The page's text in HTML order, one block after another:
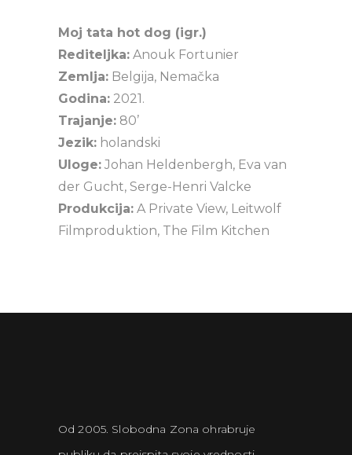
Moj tata hot dog (igr.)
Rediteljka: Anouk Fortunier
Zemlja: Belgija, Nemačka
Godina: 2021.
Trajanje: 80’
Jezik: holandski
Uloge: Johan Heldenbergh, Eva van
der Gucht, Serge-Henri Valcke
Produkcija: A Private View, Leitwolf
Filmproduktion, The Film Kitchen
Od 2005. Slobodna Zona ohrabruje